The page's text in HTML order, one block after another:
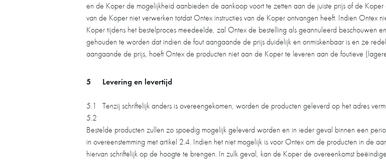
en de Koper de mogelijkheid aanbieden de aankoop voort te zetten aan de juiste prijs of de
van de Koper niet verwerken totdat Ontex instructies van de Koper ontvangen heeft. Indien Ontex
Koper tijdens het bestelproces meedeelde, zal Ontex de bestelling als geannuleerd beschouwen
gehouden te worden dat indien de fout aangaande de prijs duidelijk en onmiskenbaar is en ze
aangaande de prijs, hoeft Ontex de producten niet aan de Koper te leveren aan de foutieve
5 Levering en levertijd
5.1
Tenzij schriftelijk anders is overeengekomen, worden de producten geleverd op het adres
5.2
Bestelde producten zullen zo spoedig mogelijk geleverd worden en in ieder geval binnen een
in overeenstemming met artikel 2.4. Indien het niet mogelijk is voor Ontex om de producten in de
hiervan schriftelijk op de hoogte te brengen. In zulk geval, kan de Koper de overeenkomst